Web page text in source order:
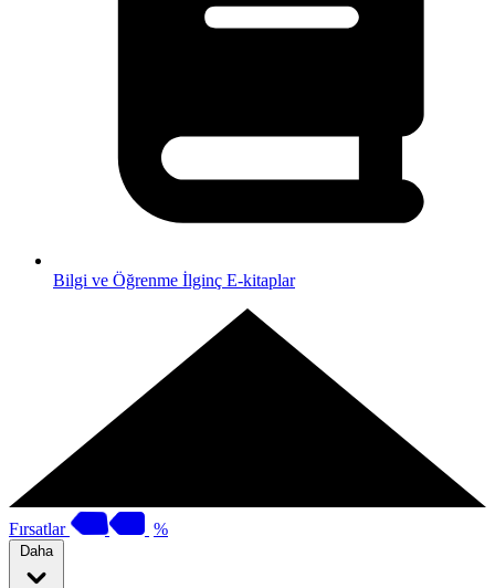
Bilgi ve Öğrenme İlginç E-kitaplar
Fırsatlar %
Daha